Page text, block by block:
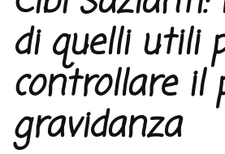
di quelli utili
controllare il
gravidanza